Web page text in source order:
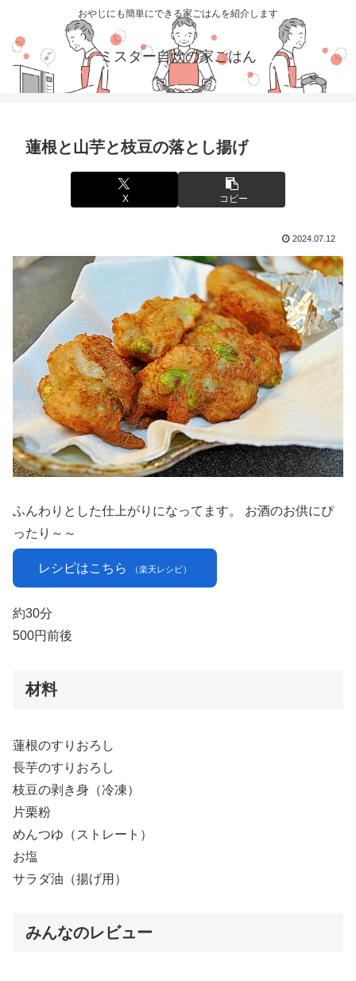
おやじにも簡単にできる家ごはんを紹介します
ミスター自炊の家ごはん
蓮根と山芋と枝豆の落とし揚げ
X コピー
2024.07.12
ふんわりとした仕上がりになってます。 お酒のお供にぴ
ったり～～
レシピはこちら （楽天レシピ）
約30分
500円前後
材料
蓮根のすりおろし
長芋のすりおろし
枝豆の剥き身（冷凍）
片栗粉
めんつゆ（ストレート）
お塩
サラダ油（揚げ用）
みんなのレビュー